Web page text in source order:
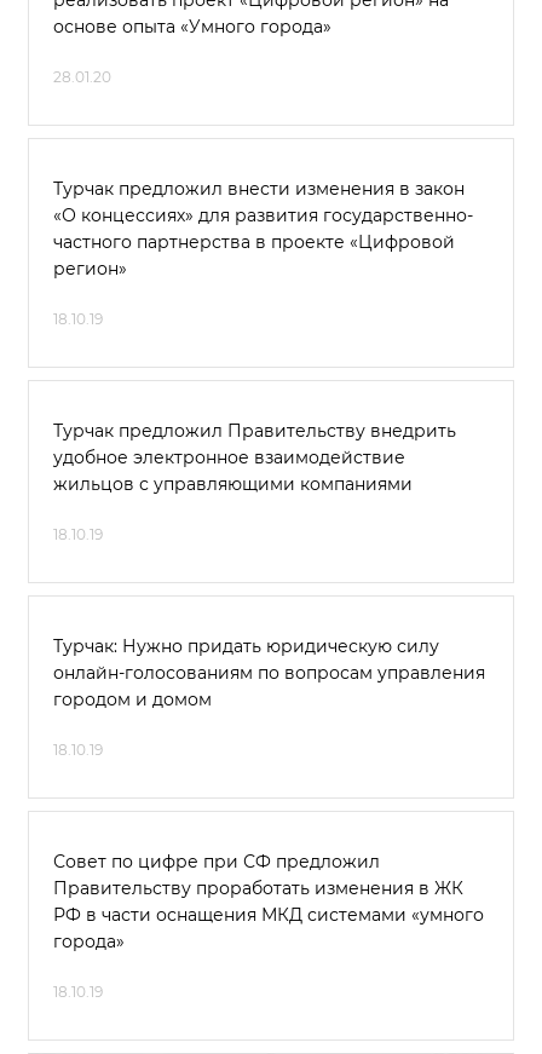
основе опыта «Умного города»
28.01.20
Турчак предложил внести изменения в закон
«О концессиях» для развития государственно-
частного партнерства в проекте «Цифровой
регион»
18.10.19
Турчак предложил Правительству внедрить
удобное электронное взаимодействие
жильцов с управляющими компаниями
18.10.19
Турчак: Нужно придать юридическую силу
онлайн-голосованиям по вопросам управления
городом и домом
18.10.19
Совет по цифре при СФ предложил
Правительству проработать изменения в ЖК
РФ в части оснащения МКД системами «умного
города»
18.10.19